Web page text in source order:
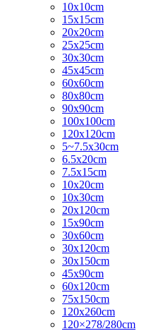
10x10cm
15x15cm
20x20cm
25x25cm
30x30cm
45x45cm
60x60cm
80x80cm
90x90cm
100x100cm
120x120cm
5~7.5x30cm
6.5x20cm
7.5x15cm
10x20cm
10x30cm
20x120cm
15x90cm
30x60cm
30x120cm
30x150cm
45x90cm
60x120cm
75x150cm
120x260cm
120×278/280cm